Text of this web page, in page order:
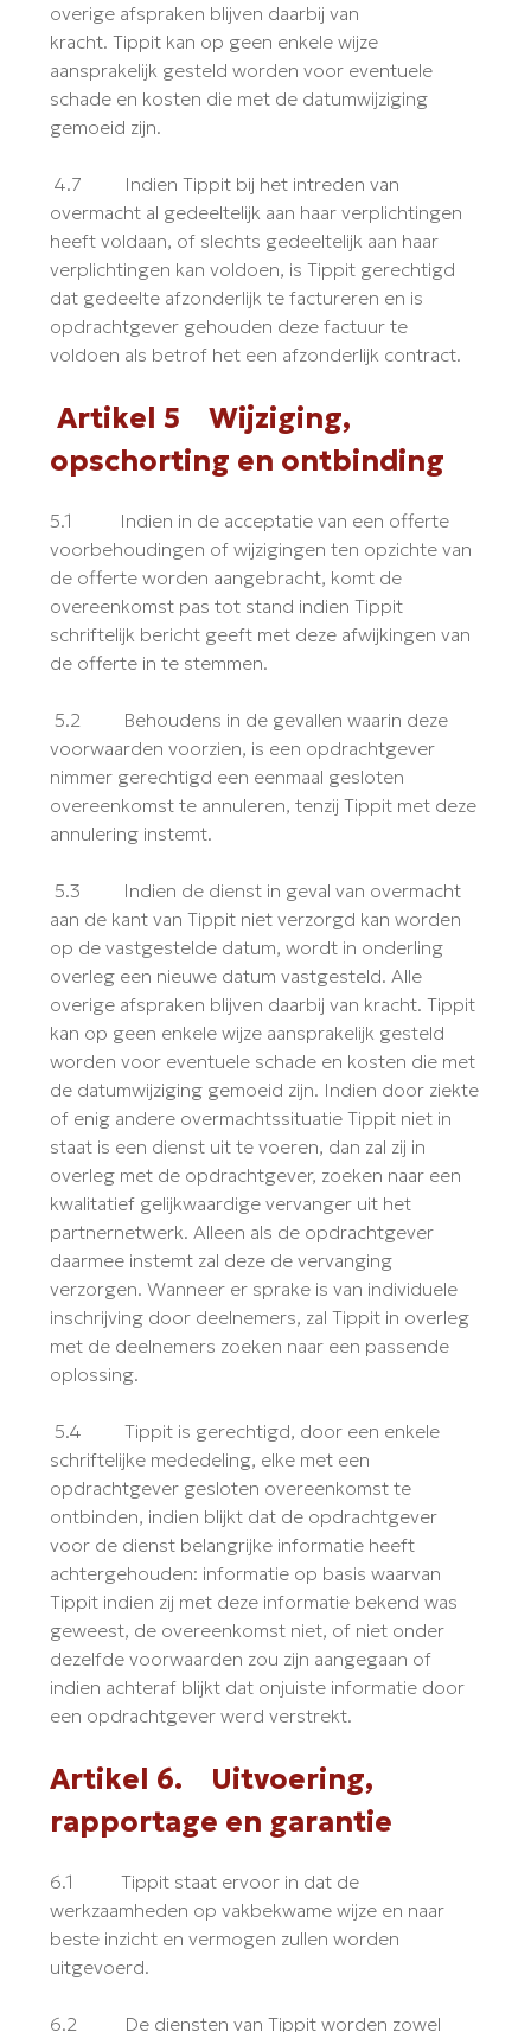
overige afspraken blijven daarbij van
kracht. Tippit kan op geen enkele wijze
aansprakelijk gesteld worden voor eventuele
schade en kosten die met de datumwijziging
gemoeid zijn.
4.7 Indien Tippit bij het intreden van
overmacht al gedeeltelijk aan haar verplichtingen
heeft voldaan, of slechts gedeeltelijk aan haar
verplichtingen kan voldoen, is Tippit gerechtigd
dat gedeelte afzonderlijk te factureren en is
opdrachtgever gehouden deze factuur te
voldoen als betrof het een afzonderlijk contract.
Artikel 5 Wijziging,
opschorting en ontbinding
5.1 Indien in de acceptatie van een offerte
voorbehoudingen of wijzigingen ten opzichte van
de offerte worden aangebracht, komt de
overeenkomst pas tot stand indien Tippit
schriftelijk bericht geeft met deze afwijkingen van
de offerte in te stemmen.
5.2 Behoudens in de gevallen waarin deze
voorwaarden voorzien, is een opdrachtgever
nimmer gerechtigd een eenmaal gesloten
overeenkomst te annuleren, tenzij Tippit met deze
annulering instemt.
5.3 Indien de dienst in geval van overmacht
aan de kant van Tippit niet verzorgd kan worden
op de vastgestelde datum, wordt in onderling
overleg een nieuwe datum vastgesteld. Alle
overige afspraken blijven daarbij van kracht. Tippit
kan op geen enkele wijze aansprakelijk gesteld
worden voor eventuele schade en kosten die met
de datumwijziging gemoeid zijn. Indien door ziekte
of enig andere overmachtssituatie Tippit niet in
staat is een dienst uit te voeren, dan zal zij in
overleg met de opdrachtgever, zoeken naar een
kwalitatief gelijkwaardige vervanger uit het
partnernetwerk. Alleen als de opdrachtgever
daarmee instemt zal deze de vervanging
verzorgen. Wanneer er sprake is van individuele
inschrijving door deelnemers, zal Tippit in overleg
met de deelnemers zoeken naar een passende
oplossing.
5.4 Tippit is gerechtigd, door een enkele
schriftelijke mededeling, elke met een
opdrachtgever gesloten overeenkomst te
ontbinden, indien blijkt dat de opdrachtgever
voor de dienst belangrijke informatie heeft
achtergehouden: informatie op basis waarvan
Tippit indien zij met deze informatie bekend was
geweest, de overeenkomst niet, of niet onder
dezelfde voorwaarden zou zijn aangegaan of
indien achteraf blijkt dat onjuiste informatie door
een opdrachtgever werd verstrekt.
Artikel 6. Uitvoering,
rapportage en garantie
6.1 Tippit staat ervoor in dat de
werkzaamheden op vakbekwame wijze en naar
beste inzicht en vermogen zullen worden
uitgevoerd.
6.2 De diensten van Tippit worden zowel